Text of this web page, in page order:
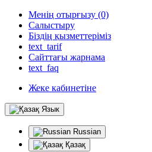
Менің отырғызу (0)
Салыстыру
Біздің қызметтеріміз
text_tarif
Сайттағы жарнама
text_faq
Жеке кабинетіне
Язык
Russian
Қазақ